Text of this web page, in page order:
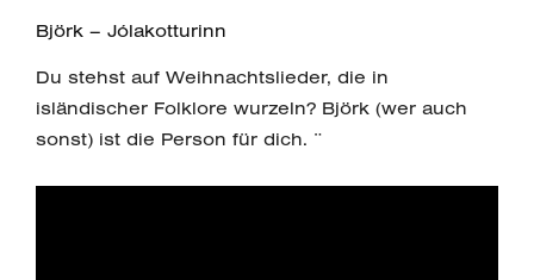
Björk – Jólakotturinn
Du stehst auf Weihnachtslieder, die in
isländischer Folklore wurzeln? Björk (wer auch
sonst) ist die Person für dich. ¨